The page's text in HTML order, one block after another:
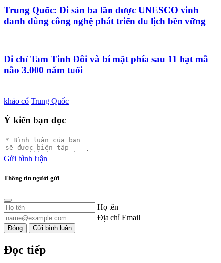
Trung Quốc: Di sản ba lần được UNESCO vinh
danh dùng công nghệ phát triển du lịch bền vững
Di chỉ Tam Tinh Đôi và bí mật phía sau 11 hạt mã
não 3.000 năm tuổi
khảo cổ Trung Quốc
Ý kiến bạn đọc
Gửi bình luận
Thông tin người gửi
Họ tên
Địa chỉ Email
Đóng Gửi bình luận
Đọc tiếp